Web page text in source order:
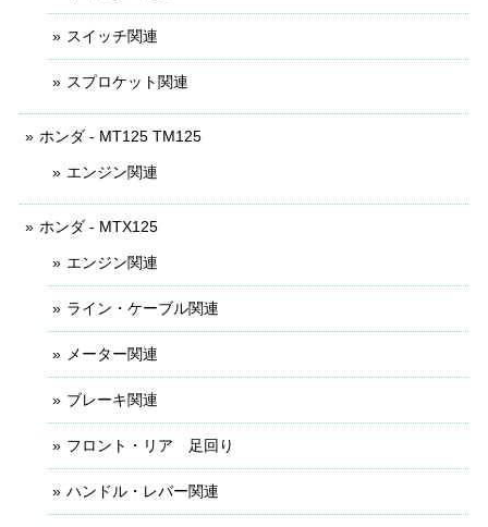
スイッチ関連
スプロケット関連
ホンダ - MT125 TM125
エンジン関連
ホンダ - MTX125
エンジン関連
ライン・ケーブル関連
メーター関連
ブレーキ関連
フロント・リア 足回り
ハンドル・レバー関連